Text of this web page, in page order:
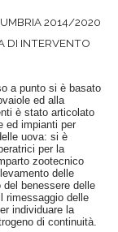
2014/2020
DI INTERVENTO
a punto si è basato
ed alla
è stato articolato
ed impianti per
uova: si è
per la
zootecnico
delle
benessere delle
rimessaggio delle
individuare la
di continuità.